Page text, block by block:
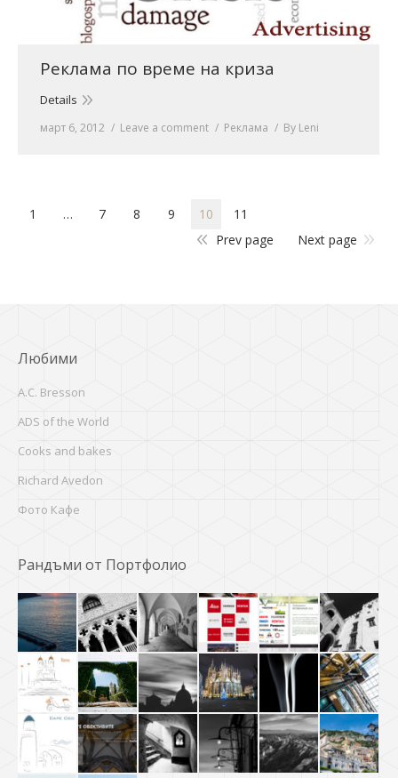
Реклама по време на криза
Details
март 6, 2012 Leave a comment Реклама By Leni
1 … 7 8 9 10
11
Prev page
Next page
Любими
A.C. Bresson
ADS of the World
Cooks and bakes
Richard Avedon
Фото Кафе
Рандъми от Портфолио